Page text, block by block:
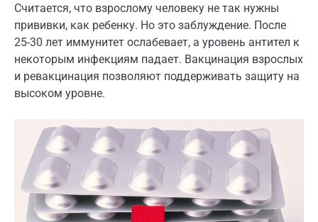
Считается, что взрослому человеку не так нужны
прививки, как ребенку. Но это заблуждение. После
25-30 лет иммунитет ослабевает, а уровень антител к
некоторым инфекциям падает. Вакцинация взрослых
и ревакцинация позволяют поддерживать защиту на
высоком уровне.